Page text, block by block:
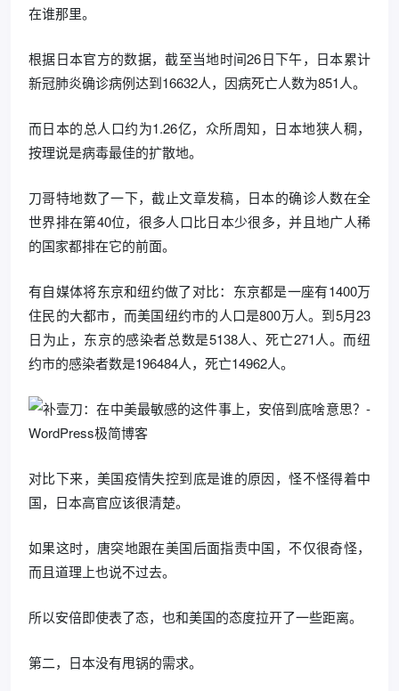
在谁那里。
根据日本官方的数据，截至当地时间26日下午，日本累计
新冠肺炎确诊病例达到16632人，因病死亡人数为851人。
而日本的总人口约为1.26亿，众所周知，日本地狭人稠，
按理说是病毒最佳的扩散地。
刀哥特地数了一下，截止文章发稿，日本的确诊人数在全
世界排在第40位，很多人口比日本少很多，并且地广人稀
的国家都排在它的前面。
有自媒体将东京和纽约做了对比：东京都是一座有1400万
住民的大都市，而美国纽约市的人口是800万人。到5月23
日为止，东京的感染者总数是5138人、死亡271人。而纽
约市的感染者数是196484人，死亡14962人。
对比下来，美国疫情失控到底是谁的原因，怪不怪得着中
国，日本高官应该很清楚。
如果这时，唐突地跟在美国后面指责中国，不仅很奇怪，
而且道理上也说不过去。
所以安倍即使表了态，也和美国的态度拉开了一些距离。
第二，日本没有甩锅的需求。